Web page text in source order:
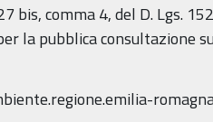
bis, comma 4, del D. Lgs.
la pubblica consultazione